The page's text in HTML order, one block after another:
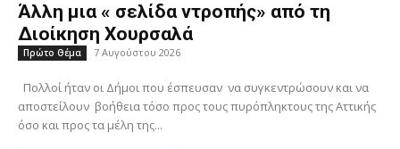
Άλλη μια « σελίδα ντροπής» από τη
Διοίκηση Χουρσαλά
Πρώτο Θέμα 7 Αυγούστου 2026
αποστείλουν βοήθεια τόσο προς τους πυρόπληκτους της Αττικής
όσο και προς τα μέλη της...